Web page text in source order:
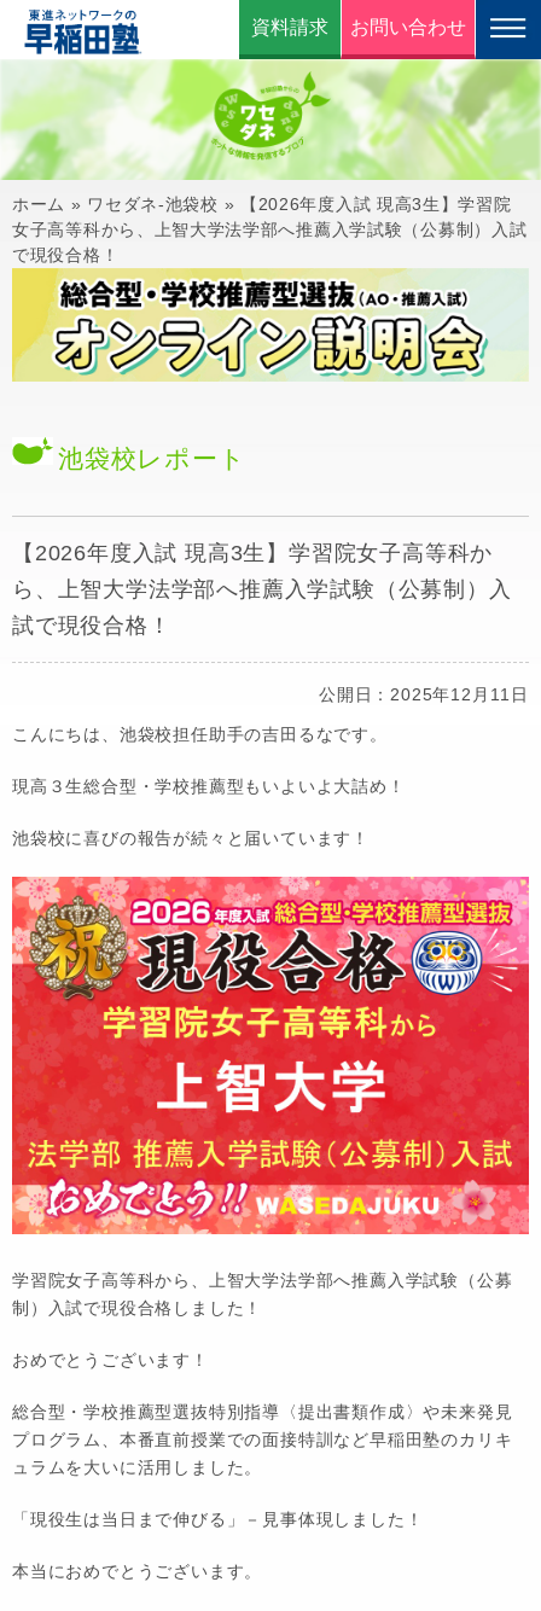
資料請求 お問い合わせ
ホーム » ワセダネ-池袋校 »
【2026年度入試 現高3生】学習院
女子高等科から、上智大学法学部へ推薦入学試験（公募制）入試
で現役合格！
池袋校レポート
【2026年度入試 現高3生】学習院女子高等科か
ら、上智大学法学部へ推薦入学試験（公募制）入
試で現役合格！
公開日：2025年12月11日
こんにちは、池袋校担任助手の吉田るなです。
現高３生総合型・学校推薦型もいよいよ大詰め！
池袋校に喜びの報告が続々と届いています！
学習院女子高等科から、上智大学法学部へ推薦入学試験（公募
制）入試で現役合格しました！
おめでとうございます！
総合型・学校推薦型選抜特別指導〈提出書類作成〉や未来発見
プログラム、本番直前授業での面接特訓など早稲田塾のカリキ
ュラムを大いに活用しました。
「現役生は当日まで伸びる」－見事体現しました！
本当におめでとうございます。